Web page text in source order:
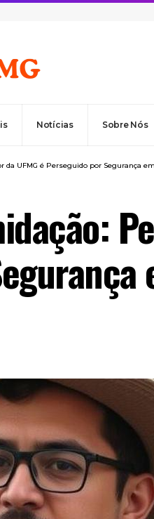
Notícias Sobre Nós
da UFMG é Perseguido por Segurança